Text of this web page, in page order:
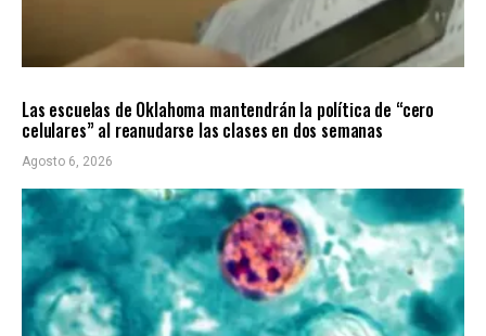
Las escuelas de Oklahoma mantendrán la política de “cero
celulares” al reanudarse las clases en dos semanas
Agosto 6, 2026